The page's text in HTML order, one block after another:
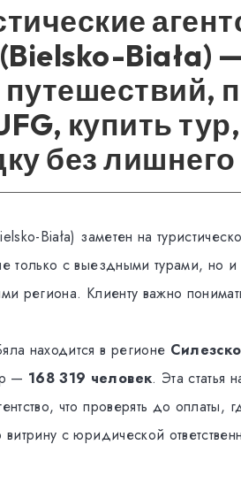
Biała)
купить
без
Biała) заметен на
только с выездными турами, но
региона. Клиенту важно
находится в регионе
— 168 319 человек. Эта статья
что проверять до
витрину с юридической